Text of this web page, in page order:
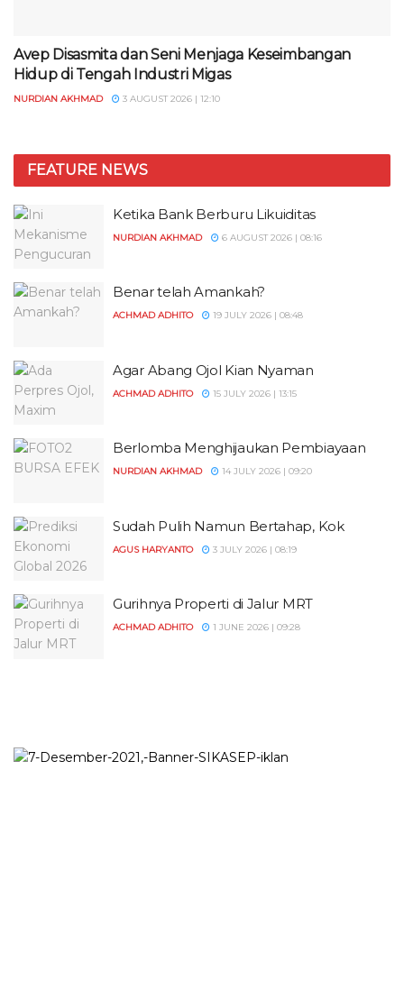
Avep Disasmita dan Seni Menjaga Keseimbangan
Hidup di Tengah Industri Migas
NURDIAN AKHMAD 3 AUGUST 2026 | 12:10
FEATURE NEWS
Ketika Bank Berburu Likuiditas
NURDIAN AKHMAD 6 AUGUST 2026 | 08:16
Benar telah Amankah?
ACHMAD ADHITO 19 JULY 2026 | 08:48
Agar Abang Ojol Kian Nyaman
ACHMAD ADHITO 15 JULY 2026 | 13:15
Berlomba Menghijaukan Pembiayaan
NURDIAN AKHMAD 14 JULY 2026 | 09:20
Sudah Pulih Namun Bertahap, Kok
AGUS HARYANTO 3 JULY 2026 | 08:19
Gurihnya Properti di Jalur MRT
ACHMAD ADHITO 1 JUNE 2026 | 09:28